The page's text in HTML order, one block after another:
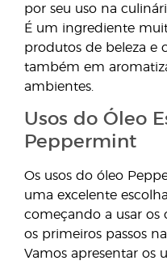
por seu uso na
É um ingrediente
produtos de beleza e
também em
ambientes.
Usos do Óleo
Peppermint
Os usos do óleo
uma excelente
começando a usar os
os primeiros passos
Vamos apresentar os